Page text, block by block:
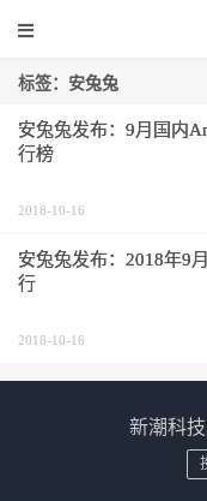
标签：安兔兔
安兔兔发布：9月国内
行榜
2018-10-16
安兔兔发布：2018年9
行
2018-10-16
新潮科